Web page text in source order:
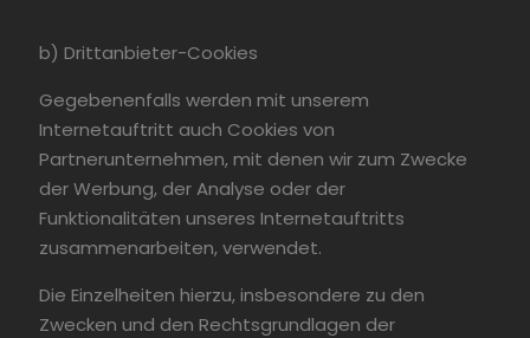
b) Drittanbieter-Cookies
Gegebenenfalls werden mit unserem
Internetauftritt auch Cookies von
Partnerunternehmen, mit denen wir zum Zwecke
der Werbung, der Analyse oder der
Funktionalitäten unseres Internetauftritts
zusammenarbeiten, verwendet.
Die Einzelheiten hierzu, insbesondere zu den
Zwecken und den Rechtsgrundlagen der